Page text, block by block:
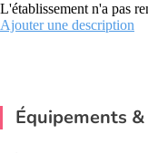
L'établissement n'a pas
Ajouter une description
Équipements